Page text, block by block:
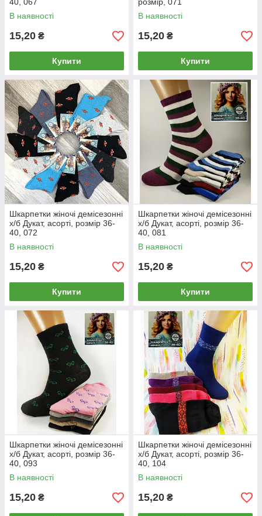
В наявності
15,20 ₴
Купити
В наявності
15,20 ₴
Купити
Шкарпетки жіночі демісезонні
х/б Дукат, асорті, розмір 36-
40, 072
В наявності
15,20 ₴
Купити
Шкарпетки жіночі демісезонні
х/б Дукат, асорті, розмір 36-
40, 081
В наявності
15,20 ₴
Купити
Шкарпетки жіночі демісезонні
х/б Дукат, асорті, розмір 36-
40, 093
В наявності
15,20 ₴
Шкарпетки жіночі демісезонні
х/б Дукат, асорті, розмір 36-
40, 104
В наявності
15,20 ₴